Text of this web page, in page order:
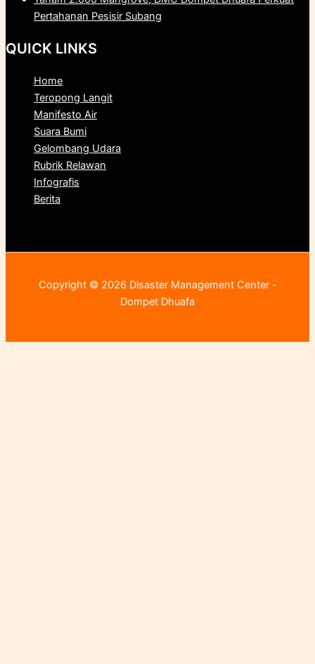
Pertahanan Pesisir Subang
QUICK LINKS
Home
Teropong Langit
Manifesto Air
Suara Bumi
Gelombang Udara
Rubrik Relawan
Infografis
Berita
Copyright © 2026 Disaster Management Center -
Dompet Dhuafa